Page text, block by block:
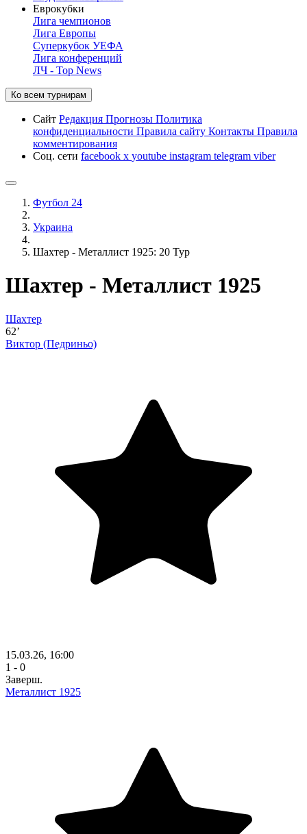
Еврокубки
Лига чемпионов
Лига Европы
Суперкубок УЕФА
Лига конференций
ЛЧ - Top News
Ко всем турнирам
Сайт Редакция Прогнозы Политика
конфиденциальности Правила сайту Контакты Правила
комментирования
Соц. сети facebook x youtube instagram telegram viber
Футбол 24
Украина
Шахтер - Металлист 1925: 20 Тур
Шахтер - Металлист 1925
Шахтер
62’
Виктор (Педриньо)
15.03.26, 16:00
1 - 0
Заверш.
Металлист 1925